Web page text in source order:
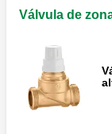
Válvula de